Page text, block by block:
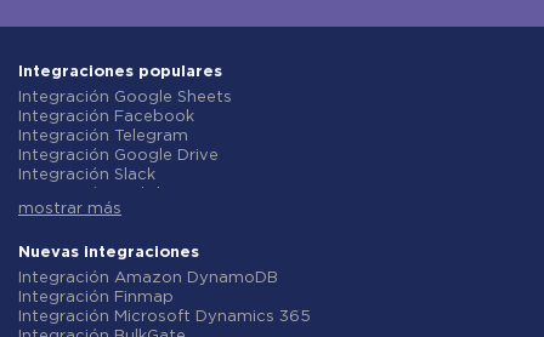
Integraciones populares
Integración Google Sheets
Integración Facebook
Integración Telegram
Integración Google Drive
Integración Slack
Integración Gmail
Integración ClickUp
Integración Airtable
Integración Google Contacts
Integración OpenAI (ChatGPT)
Integración Instagram
mostrar más
Nuevas integraciones
Integración Amazon DynamoDB
Integración Finmap
Integración Microsoft Dynamics 365